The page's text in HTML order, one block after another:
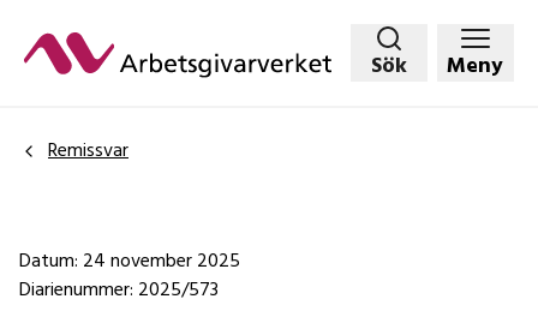
Sök Meny
Remissvar
Datum: 24 november 2025
Diarienummer: 2025/573